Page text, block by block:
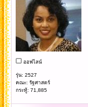
ออฟไลน์
รุ่น: 2527
คณะ: รัฐศาสตร์
กระทู้: 71,885